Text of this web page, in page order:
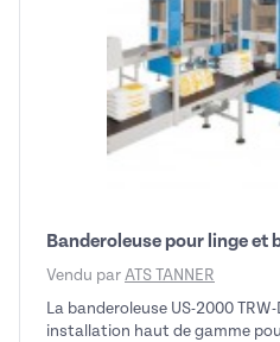
Banderoleuse pour linge et
Vendu par ATS TANNER
La banderoleuse US-2000
installation haut de gamme